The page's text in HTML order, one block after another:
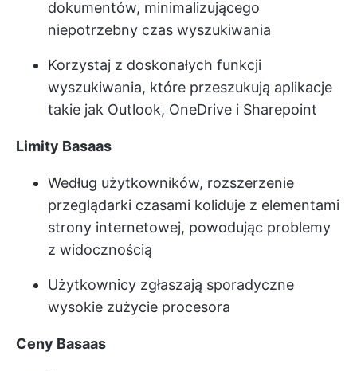
dokumentów, minimalizującego
niepotrzebny czas wyszukiwania
Korzystaj z doskonałych funkcji
wyszukiwania, które przeszukują aplikacje
takie jak Outlook, OneDrive i Sharepoint
Limity Basaas
Według użytkowników, rozszerzenie
przeglądarki czasami koliduje z elementami
strony internetowej, powodując problemy
z widocznością
Użytkownicy zgłaszają sporadyczne
wysokie zużycie procesora
Ceny Basaas